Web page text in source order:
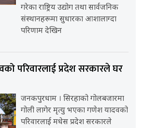
गरेका राष्ट्रिय उद्योग तथा सार्वजनिक
संस्थानहरूमा सुधारका आशालाग्दा
परिणाम देखिन
परिवारलाई प्रदेश सरकारले घर
जनकपुरधाम । सिरहाको गोलबजारमा
गोली लागेर मृत्यु भएका गणेश यादवको
परिवारलाई मधेस प्रदेश सरकारले